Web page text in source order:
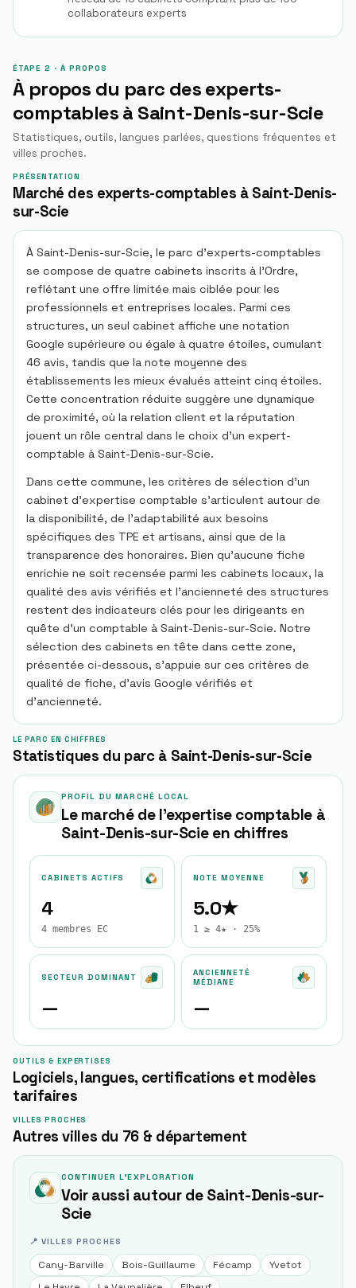
collaborateurs experts
ÉTAPE 2 · À PROPOS
À propos du parc des experts-
comptables à Saint-Denis-sur-Scie
Statistiques, outils, langues parlées, questions fréquentes et
villes proches.
PRÉSENTATION
Marché des experts-comptables à Saint-Denis-
sur-Scie
À Saint-Denis-sur-Scie, le parc d'experts-comptables
se compose de quatre cabinets inscrits à l'Ordre,
reflétant une offre limitée mais ciblée pour les
professionnels et entreprises locales. Parmi ces
structures, un seul cabinet affiche une notation
Google supérieure ou égale à quatre étoiles, cumulant
46 avis, tandis que la note moyenne des
établissements les mieux évalués atteint cinq étoiles.
Cette concentration réduite suggère une dynamique
de proximité, où la relation client et la réputation
jouent un rôle central dans le choix d'un expert-
comptable à Saint-Denis-sur-Scie.
Dans cette commune, les critères de sélection d'un
cabinet d'expertise comptable s'articulent autour de
la disponibilité, de l'adaptabilité aux besoins
spécifiques des TPE et artisans, ainsi que de la
transparence des honoraires. Bien qu'aucune fiche
enrichie ne soit recensée parmi les cabinets locaux, la
qualité des avis vérifiés et l'ancienneté des structures
restent des indicateurs clés pour les dirigeants en
quête d'un comptable à Saint-Denis-sur-Scie. Notre
sélection des cabinets en tête dans cette zone,
présentée ci-dessous, s'appuie sur ces critères de
qualité de fiche, d'avis Google vérifiés et
d'ancienneté.
LE PARC EN CHIFFRES
Statistiques du parc à Saint-Denis-sur-Scie
PROFIL DU MARCHÉ LOCAL
Le marché de l'expertise comptable à
Saint-Denis-sur-Scieen chiffres
CABINETS ACTIFS
4
4 membres EC
NOTE MOYENNE
5.0★
1 ≥ 4★ · 25%
SECTEUR DOMINANT
—
ANCIENNETÉ
MÉDIANE
—
OUTILS & EXPERTISES
Logiciels, langues, certifications et modèles
tarifaires
VILLES PROCHES
Autres villes du 76 & département
CONTINUER L'EXPLORATION
Voir aussi autour de Saint-Denis-sur-
Scie
📍 VILLES PROCHES
Cany-Barville Bois-Guillaume Fécamp
Yvetot